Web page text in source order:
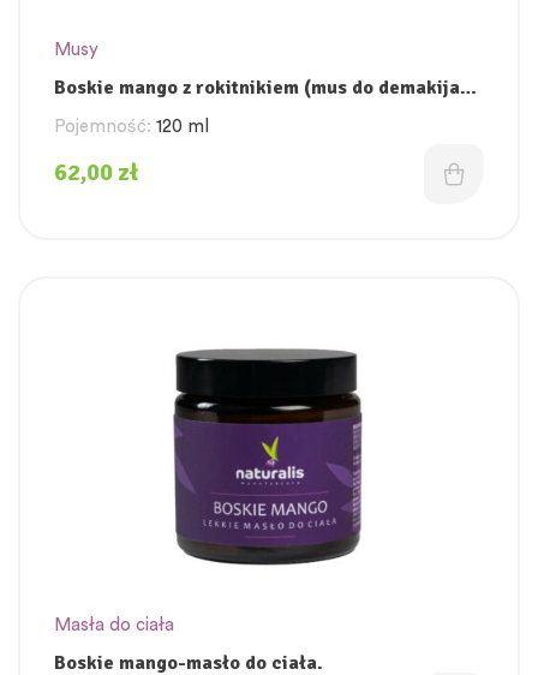
Musy
Boskie mango z rokitnikiem (mus do demakijażu
i mycia ciała)
Pojemność: 120 ml
62,00 zł
Masła do ciała
Boskie mango-masło do ciała.